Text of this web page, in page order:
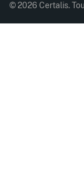
© 2026 Certalis.